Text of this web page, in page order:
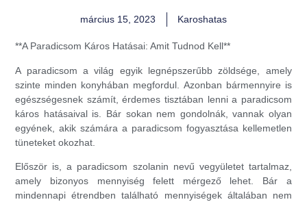
március 15, 2023 Karoshatas
**A Paradicsom Káros Hatásai: Amit Tudnod Kell**
A paradicsom a világ egyik legnépszerűbb zöldsége, amely
szinte minden konyhában megfordul. Azonban bármennyire is
egészségesnek számít, érdemes tisztában lenni a paradicsom
káros hatásaival is. Bár sokan nem gondolnák, vannak olyan
egyének, akik számára a paradicsom fogyasztása kellemetlen
tüneteket okozhat.
Először is, a paradicsom szolanin nevű vegyületet tartalmaz,
amely bizonyos mennyiség felett mérgező lehet. Bár a
mindennapi étrendben található mennyiségek általában nem